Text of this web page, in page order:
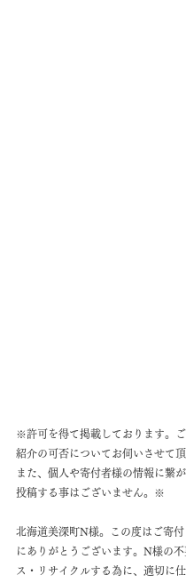
※許可を得て掲載しております。
紹介の可否についてお伺いさせて頂
また、個人や寄付者様の情報に繋
投稿する事はございません。※
北海道美深町N様。この度はご寄
にありがとうございます。N様の
ス・リサイクルする為に、適切に